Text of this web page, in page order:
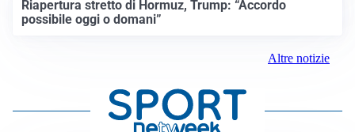
Riapertura stretto di Hormuz, Trump: “Accordo
possibile oggi o domani”
Altre notizie